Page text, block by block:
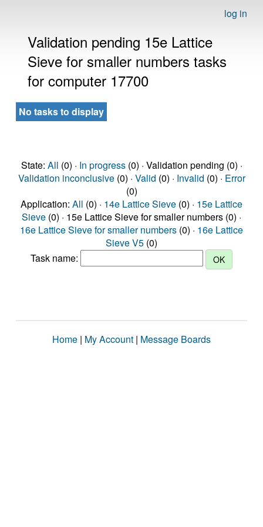
log in
Validation pending 15e Lattice
Sieve for smaller numbers tasks
for computer 17700
No tasks to display
State: All (0) · In progress(0) · Validation pending (0) ·
Validation inconclusive(0) · Valid (0) · Invalid (0) · Error
(0)
Application: All (0) · 14e Lattice Sieve (0) · 15e Lattice
Sieve (0) · 15e Lattice Sieve for smaller numbers (0) ·
16e Lattice Sieve for smaller numbers (0) · 16e Lattice
Sieve V5 (0)
Task name:
Home | My Account | Message Boards